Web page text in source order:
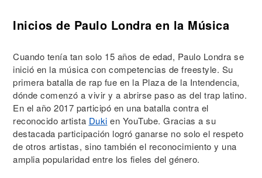
Inicios de Paulo Londra en la Música
Cuando tenía tan solo 15 años de edad, Paulo Londra se
inició en la música con competencias de freestyle. Su
primera batalla de rap fue en la Plaza de la Intendencia,
dónde comenzó a vivir y a abrirse paso as del trap latino.
En el año 2017 participó en una batalla contra el
reconocido artista Duki en YouTube. Gracias a su
destacada participación logró ganarse no solo el respeto
de otros artistas, sino también el reconocimiento y una
amplia popularidad entre los fieles del género.